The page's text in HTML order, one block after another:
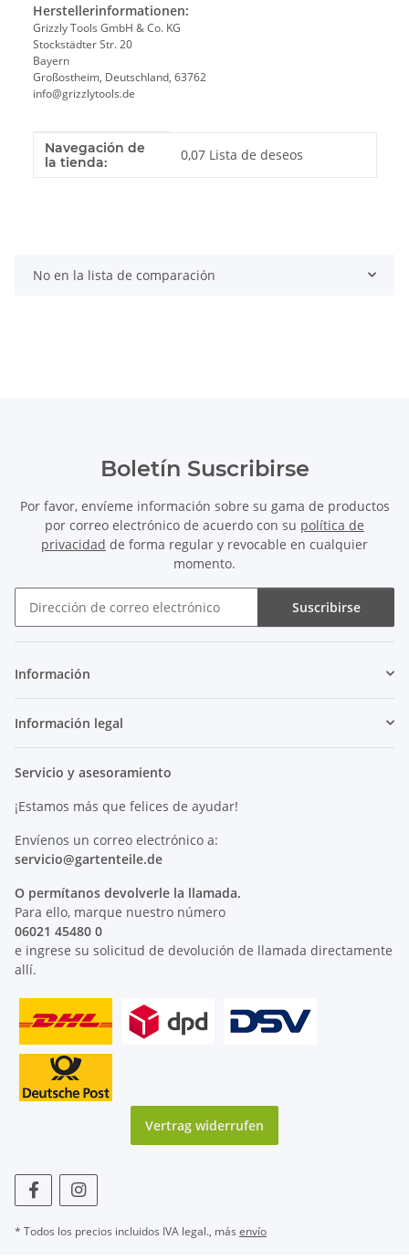
Herstellerinformationen:
Grizzly Tools GmbH & Co. KG
Stockstädter Str. 20
Bayern
Großostheim, Deutschland, 63762
info@grizzlytools.de
Valor
Fabricante
Navegación de
la tienda:
0,07 Lista de deseos
No en la lista de comparación
Boletín Suscribirse
Por favor, envíeme información sobre su gama de productos
por correo electrónico de acuerdo con su política de
privacidad de forma regular y revocable en cualquier
momento.
Suscribirse
Información
Información legal
Servicio y asesoramiento
¡Estamos más que felices de ayudar!
Envíenos un correo electrónico a:
servicio@gartenteile.de
O permítanos devolverle la llamada.
Para ello, marque nuestro número
06021 45480 0
e ingrese su solicitud de devolución de llamada directamente
allí.
Vertrag widerrufen
* Todos los precios incluidos IVA legal., más envío